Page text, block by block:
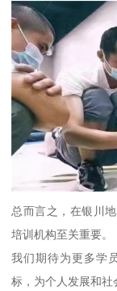
总而言之，在银川
培训机构至关重要。
我们期待为更多学
标，为个人发展和社